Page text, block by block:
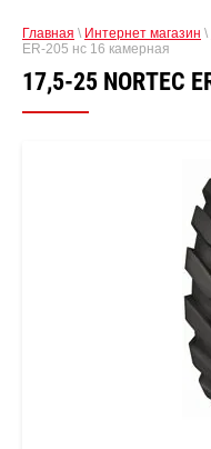
Главная \ Интернет магазин \
ER-205 нс 16 камерная
17,5-25 NORTEC